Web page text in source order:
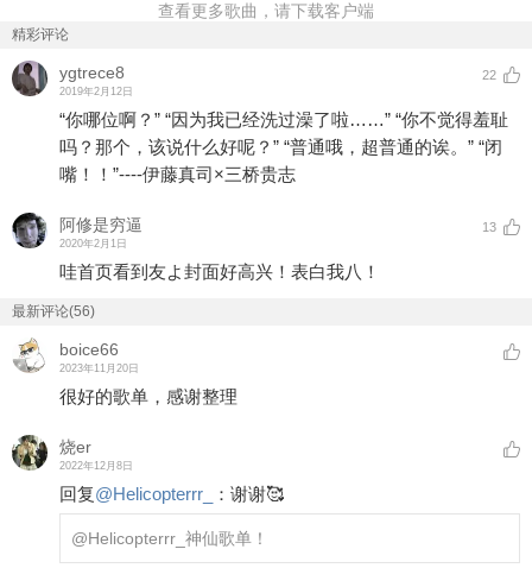
查看更多歌曲，请下载客户端
精彩评论
ygtrece8
2019年2月12日
22
“你哪位啊？” “因为我已经洗过澡了啦……” “你不觉得羞耻
吗？那个，该说什么好呢？” “普通哦，超普通的诶。” “闭
嘴！！”----伊藤真司×三桥贵志
阿修是穷逼
2020年2月1日
13
哇首页看到友よ封面好高兴！表白我八！
最新评论(56)
boice66
2023年11月20日
很好的歌单，感谢整理
烧er
2022年12月8日
回复@Helicopterrr_ ： 谢谢🥰
@Helicopterrr_ 神仙歌单！